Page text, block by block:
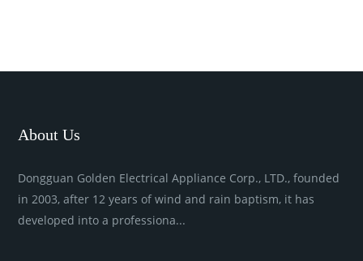
About Us
Dongguan Golden Electrical Appliance Corp., LTD., founded
in 2003, after 12 years of wind and rain baptism, it has
developed into a professiona...